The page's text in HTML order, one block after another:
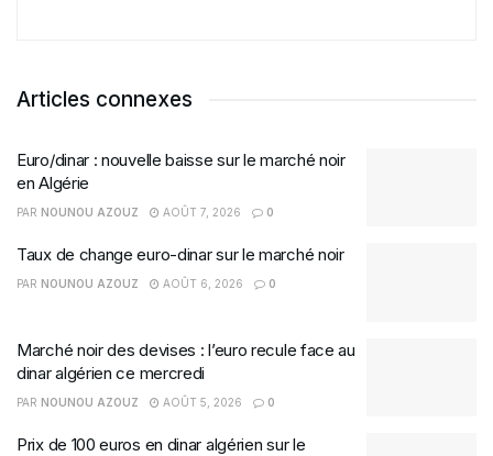
Articles connexes
Euro/dinar : nouvelle baisse sur le marché noir
en Algérie
PAR NOUNOU AZOUZ AOÛT 7, 2026 0
Taux de change euro-dinar sur le marché noir
PAR NOUNOU AZOUZ AOÛT 6, 2026 0
Marché noir des devises : l’euro recule face au
dinar algérien ce mercredi
PAR NOUNOU AZOUZ AOÛT 5, 2026 0
Prix de 100 euros en dinar algérien sur le